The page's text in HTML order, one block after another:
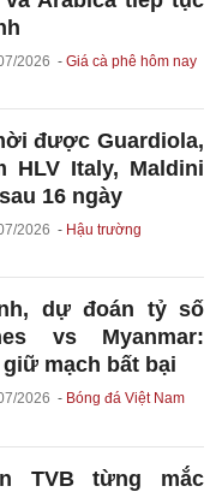
2026 Giá cà phê hôm nay
được Guardiola,
HLV Italy, Maldini
16 ngày
2026 Hậu trường
dự đoán tỷ số
vs Myanmar:
mạch bất bại
2026 Bóng đá Việt Nam
TVB từng mắc